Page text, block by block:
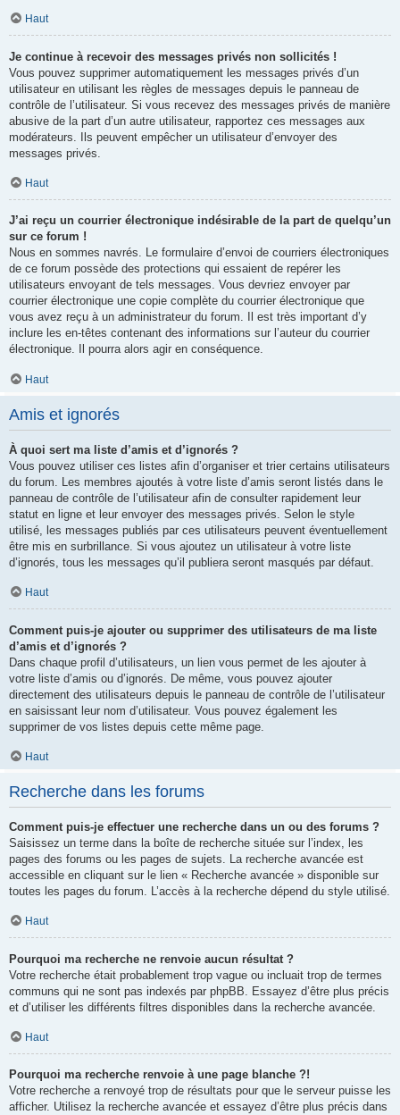
Haut
Je continue à recevoir des messages privés non sollicités !
Vous pouvez supprimer automatiquement les messages privés d’un
utilisateur en utilisant les règles de messages depuis le panneau de
contrôle de l’utilisateur. Si vous recevez des messages privés de manière
abusive de la part d’un autre utilisateur, rapportez ces messages aux
modérateurs. Ils peuvent empêcher un utilisateur d’envoyer des
messages privés.
Haut
J’ai reçu un courrier électronique indésirable de la part de quelqu’un
sur ce forum !
Nous en sommes navrés. Le formulaire d’envoi de courriers électroniques
de ce forum possède des protections qui essaient de repérer les
utilisateurs envoyant de tels messages. Vous devriez envoyer par
courrier électronique une copie complète du courrier électronique que
vous avez reçu à un administrateur du forum. Il est très important d’y
inclure les en-têtes contenant des informations sur l’auteur du courrier
électronique. Il pourra alors agir en conséquence.
Haut
Amis et ignorés
À quoi sert ma liste d’amis et d’ignorés ?
Vous pouvez utiliser ces listes afin d’organiser et trier certains utilisateurs
du forum. Les membres ajoutés à votre liste d’amis seront listés dans le
panneau de contrôle de l’utilisateur afin de consulter rapidement leur
statut en ligne et leur envoyer des messages privés. Selon le style
utilisé, les messages publiés par ces utilisateurs peuvent éventuellement
être mis en surbrillance. Si vous ajoutez un utilisateur à votre liste
d’ignorés, tous les messages qu’il publiera seront masqués par défaut.
Haut
Comment puis-je ajouter ou supprimer des utilisateurs de ma liste
d’amis et d’ignorés ?
Dans chaque profil d’utilisateurs, un lien vous permet de les ajouter à
votre liste d’amis ou d’ignorés. De même, vous pouvez ajouter
directement des utilisateurs depuis le panneau de contrôle de l’utilisateur
en saisissant leur nom d’utilisateur. Vous pouvez également les
supprimer de vos listes depuis cette même page.
Haut
Recherche dans les forums
Comment puis-je effectuer une recherche dans un ou des forums ?
Saisissez un terme dans la boîte de recherche située sur l’index, les
pages des forums ou les pages de sujets. La recherche avancée est
accessible en cliquant sur le lien « Recherche avancée » disponible sur
toutes les pages du forum. L’accès à la recherche dépend du style utilisé.
Haut
Pourquoi ma recherche ne renvoie aucun résultat ?
Votre recherche était probablement trop vague ou incluait trop de termes
communs qui ne sont pas indexés par phpBB. Essayez d’être plus précis
et d’utiliser les différents filtres disponibles dans la recherche avancée.
Haut
Pourquoi ma recherche renvoie à une page blanche ?!
Votre recherche a renvoyé trop de résultats pour que le serveur puisse les
afficher. Utilisez la recherche avancée et essayez d’être plus précis dans